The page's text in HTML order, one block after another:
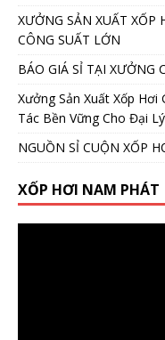
XƯỞNG SẢN XUẤT XỐP
CÔNG SUẤT LỚN
BÁO GIÁ SỈ TẠI XƯỞNG
Xưởng Sản Xuất Xốp Hơi
Tác Bền Vững Cho Đại Lý
NGUỒN SỈ CUỘN XỐP
XỐP HƠI NAM PHÁT